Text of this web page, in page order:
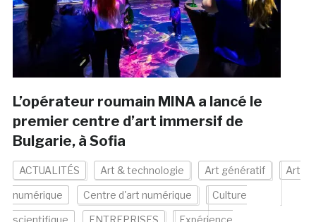
L’opérateur roumain MINA a lancé le
premier centre d’art immersif de
Bulgarie, à Sofia
ACTUALITÉS Art & technologie Art génératif Art
numérique Centre d'art numérique Culture